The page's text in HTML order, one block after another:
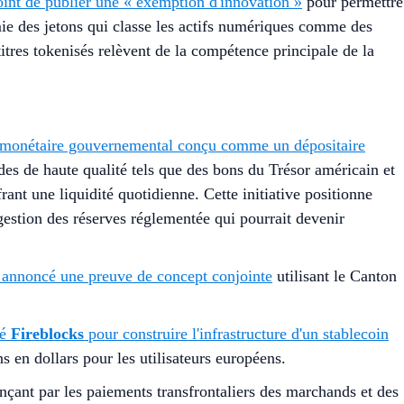
des jetons qui classe les actifs numériques comme des
tokenisés relèvent de la compétence principale de la
gouvernemental conçu comme un dépositaire
de haute qualité tels que des bons du Trésor américain et
une liquidité quotidienne. Cette initiative positionne
des réserves réglementée qui pourrait devenir
une preuve de concept conjointe utilisant le Canton
Fireblocks pour construire l'infrastructure d'un stablecoin
en dollars pour les utilisateurs européens.
par les paiements transfrontaliers des marchands et des